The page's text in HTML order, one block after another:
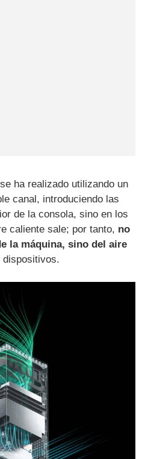
ha realizado utilizando un
canal, introduciendo las
de la consola, sino en los
caliente sale; por tanto, no
la máquina, sino del aire
dispositivos.